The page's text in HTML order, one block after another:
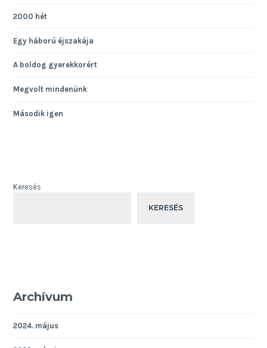
2000 hét
Egy háború éjszakája
A boldog gyerekkorért
Megvolt mindenünk
Második igen
Keresés
KERESÉS
Archívum
2024. május